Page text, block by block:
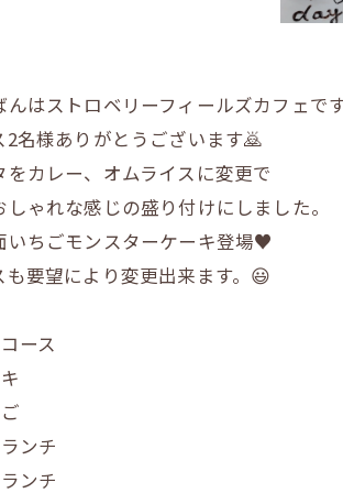
んはストロベリーフィールズカフェで
2名様ありがとうございます🙇
をカレー、オムライスに変更で
しゃれな感じの盛り付けにしました。
いちごモンスターケーキ登場♥️
も要望により変更出来ます。😃
ース
ンチ
ンチ